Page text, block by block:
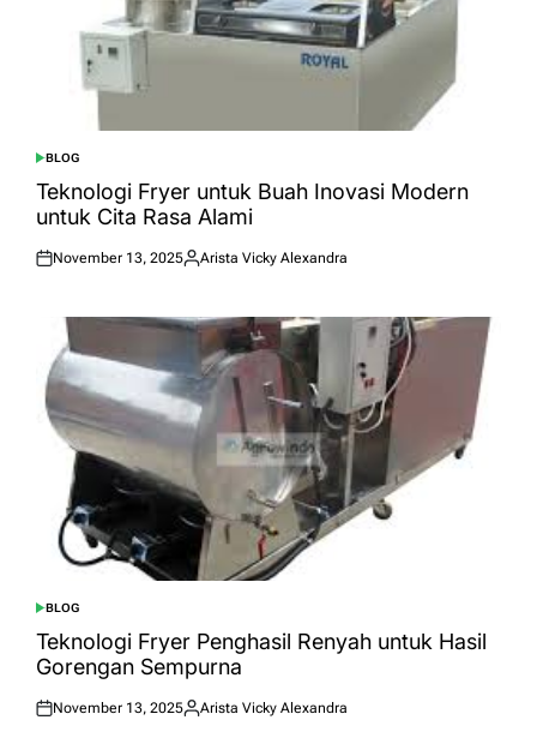
POSTED
IN
BLOG
Teknologi Fryer untuk Buah Inovasi Modern
untuk Cita Rasa Alami
Posted
November 13, 2025
Posted
Arista Vicky Alexandra
POSTED
IN
BLOG
Teknologi Fryer Penghasil Renyah untuk Hasil
Gorengan Sempurna
Posted
November 13, 2025
Posted
Arista Vicky Alexandra